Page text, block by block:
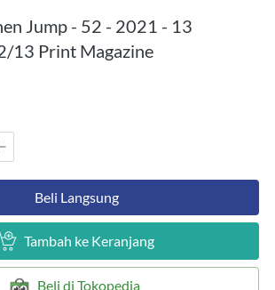
Jump - 52 - 2021 - 13
13 Print Magazine
`Beli Langsung
` Tambah ke Keranjang
` Beli di Tokopedia